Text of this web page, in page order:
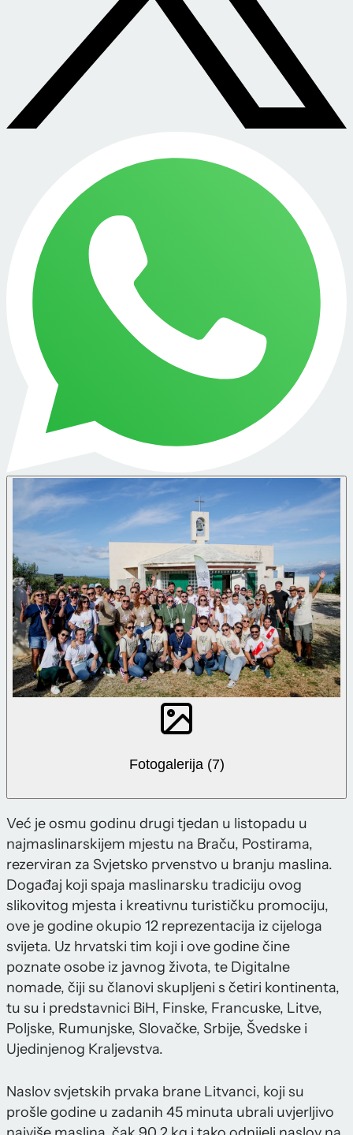
Fotogalerija (7)
Već je osmu godinu drugi tjedan u listopadu u
najmaslinarskijem mjestu na Braču, Postirama,
rezerviran za Svjetsko prvenstvo u branju maslina.
Događaj koji spaja maslinarsku tradiciju ovog
slikovitog mjesta i kreativnu turističku promociju,
ove je godine okupio 12 reprezentacija iz cijeloga
svijeta. Uz hrvatski tim koji i ove godine čine
poznate osobe iz javnog života, te Digitalne
nomade, čiji su članovi skupljeni s četiri kontinenta,
tu su i predstavnici BiH, Finske, Francuske, Litve,
Poljske, Rumunjske, Slovačke, Srbije, Švedske i
Ujedinjenog Kraljevstva.
Naslov svjetskih prvaka brane Litvanci, koji su
prošle godine u zadanih 45 minuta ubrali uvjerljivo